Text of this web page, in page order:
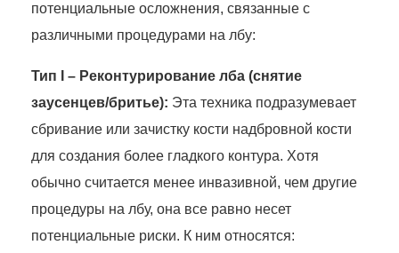
потенциальные осложнения, связанные с
различными процедурами на лбу:
Тип I – Реконтурирование лба (снятие
заусенцев/бритье): Эта техника подразумевает
сбривание или зачистку кости надбровной кости
для создания более гладкого контура. Хотя
обычно считается менее инвазивной, чем другие
процедуры на лбу, она все равно несет
потенциальные риски. К ним относятся: